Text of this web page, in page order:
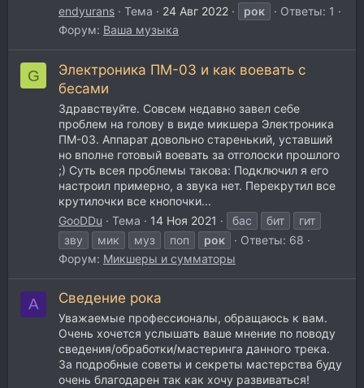
endyurans
Тема 24 Авг 2022 рок
Ответы: 1
Форум: Ваша музыка
G
Электроника ПМ-03 и как воевать с
бесами
Здравствуйте. Совсем недавно завел себе
проблем на голову в виде микшера Электроника
ПМ-03. Аппарат довольно старенький, уставший
но вполне готовый воевать за отголоски прошлого
;) Суть всея проблемы такова: Подключил я его
настроил примерно, а звука нет. Перекрутил все
крутилочки все кнопочки...
GooDDu
Тема 14 Ноя 2021 бас бит
гит
зву
мик муз поп рок
Ответы: 68
Форум: Микшеры и сумматоры
A Сведение рока
Уважаемые профессионалы, обращаюсь к вам.
Очень хочется услышать ваше мнение по поводу
сведения/обработки/мастеринга данного трека.
За подробные советы и секреты мастерства буду
очень благодарен так как хочу развиваться!